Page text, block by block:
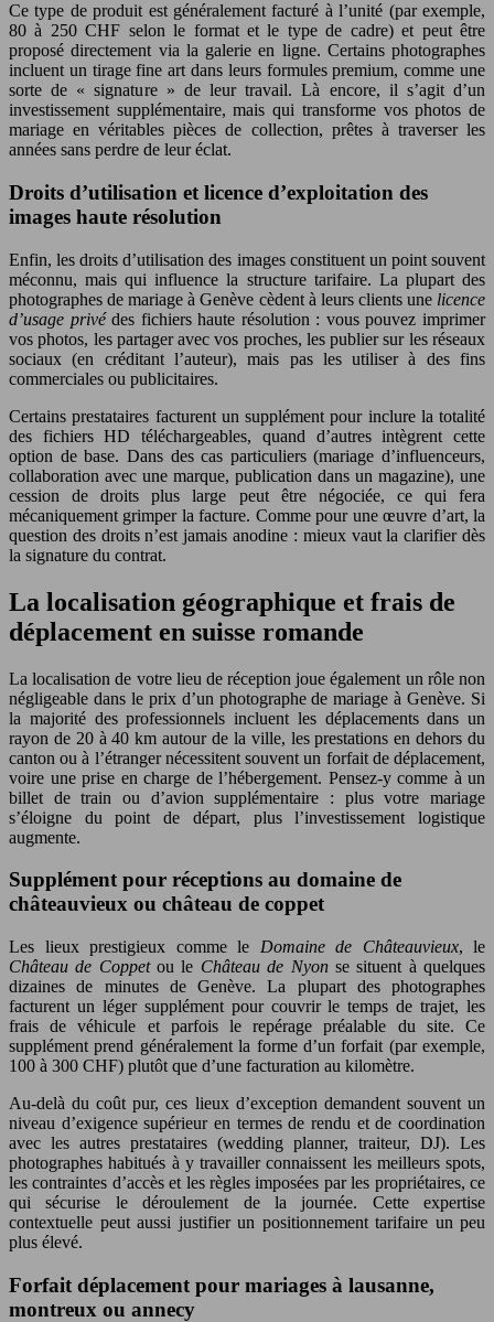
Ce type de produit est généralement facturé à l’unité (par exemple,
80 à 250 CHF selon le format et le type de cadre) et peut être
proposé directement via la galerie en ligne. Certains photographes
incluent un tirage fine art dans leurs formules premium, comme une
sorte de « signature » de leur travail. Là encore, il s’agit d’un
investissement supplémentaire, mais qui transforme vos photos de
mariage en véritables pièces de collection, prêtes à traverser les
années sans perdre de leur éclat.
Droits d’utilisation et licence d’exploitation des
images haute résolution
Enfin, les droits d’utilisation des images constituent un point souvent
méconnu, mais qui influence la structure tarifaire. La plupart des
photographes de mariage à Genève cèdent à leurs clients une licence
d’usage privédes fichiers haute résolution : vous pouvez imprimer
vos photos, les partager avec vos proches, les publier sur les réseaux
sociaux (en créditant l’auteur), mais pas les utiliser à des fins
commerciales ou publicitaires.
Certains prestataires facturent un supplément pour inclure la totalité
des fichiers HD téléchargeables, quand d’autres intègrent cette
option de base. Dans des cas particuliers (mariage d’influenceurs,
collaboration avec une marque, publication dans un magazine), une
cession de droits plus large peut être négociée, ce qui fera
mécaniquement grimper la facture. Comme pour une œuvre d’art, la
question des droits n’est jamais anodine : mieux vaut la clarifier dès
la signature du contrat.
La localisation géographique et frais de
déplacement en suisse romande
La localisation de votre lieu de réception joue également un rôle non
négligeable dans le prix d’un photographe de mariage à Genève. Si
la majorité des professionnels incluent les déplacements dans un
rayon de 20 à 40 km autour de la ville, les prestations en dehors du
canton ou à l’étranger nécessitent souvent un forfait de déplacement,
voire une prise en charge de l’hébergement. Pensez-y comme à un
billet de train ou d’avion supplémentaire : plus votre mariage
s’éloigne du point de départ, plus l’investissement logistique
augmente.
Supplément pour réceptions au domaine de
châteauvieux ou château de coppet
Les lieux prestigieux comme le Domaine de Châteauvieux, le
Château de Coppetou le Château de Nyonse situent à quelques
dizaines de minutes de Genève. La plupart des photographes
facturent un léger supplément pour couvrir le temps de trajet, les
frais de véhicule et parfois le repérage préalable du site. Ce
supplément prend généralement la forme d’un forfait (par exemple,
100 à 300 CHF) plutôt que d’une facturation au kilomètre.
Au-delà du coût pur, ces lieux d’exception demandent souvent un
niveau d’exigence supérieur en termes de rendu et de coordination
avec les autres prestataires (wedding planner, traiteur, DJ). Les
photographes habitués à y travailler connaissent les meilleurs spots,
les contraintes d’accès et les règles imposées par les propriétaires, ce
qui sécurise le déroulement de la journée. Cette expertise
contextuelle peut aussi justifier un positionnement tarifaire un peu
plus élevé.
Forfait déplacement pour mariages à lausanne,
montreux ou annecy